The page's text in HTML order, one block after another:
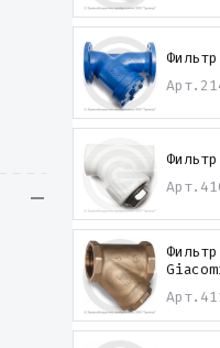
Арт.
Арт.
Арт.